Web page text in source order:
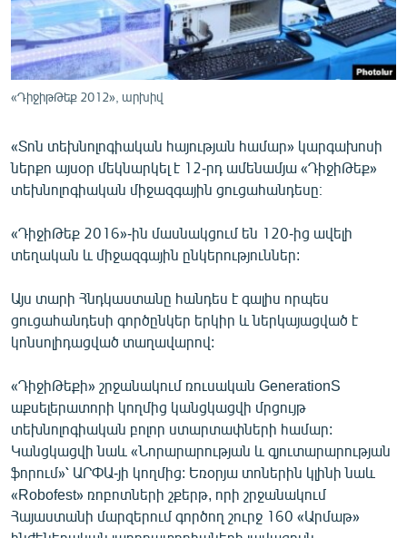
ՄԻՋԱԶԳԱՅԻՆ
ՄՇԱԿՈՒՅԹ
ՍՊՈՐՏ
ՏՏ ԵՒ ԻՆՏԵՐՆԵՏ
ԿՈՐՈՆԱՎԻՐՈՒՍ
ՏԵՍԱՆՅՈՒԹԵՐ
ՁԳՏԵԼՈՎ ԼԱՎԱԳՈՒՅՆԻՆ
ՓՈԴՔԱՍԹ
Հայերեն
English
Русский
ՀԵՏԵՎԵՔ ՄԵԶ
«ԴիջիթԹեք 2012», արխիվ
«Տոն տեխնոլոգիական հայության համար» կարգախոսի
ներքո այսօր մեկնարկել է 12-րդ ամենամյա «ԴիջիԹեք»
տեխնոլոգիական միջազգային ցուցահանդեսը։
«ԴիջիԹեք 2016»-ին մասնակցում են 120-ից ավելի
տեղական և միջազգային ընկերություններ:
Այս տարի Հնդկաստանը հանդես է գալիս որպես
ցուցահանդեսի գործընկեր երկիր և ներկայացված է
կոնսոլիդացված տաղավարով:
«ԴիջիԹեքի» շրջանակում ռուսական GenerationS
աքսելերատորի կողմից կանցկացվի մրցույթ
տեխնոլոգիական բոլոր ստարտափների համար:
Կանցկացվի նաև «Նորարարության և գյուտարարության
ֆորում»՝ ԱՐՓԱ-յի կողմից: Եռօրյա տոներին կլինի նաև
«Robofest» ռոբոտների շքերթ, որի շրջանակում
Հայաստանի մարզերում գործող շուրջ 160 «Արմաթ»